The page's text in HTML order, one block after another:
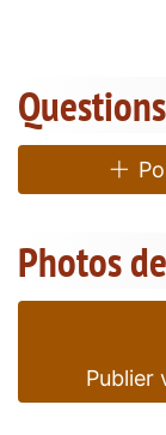
Questions
Photos
Publier